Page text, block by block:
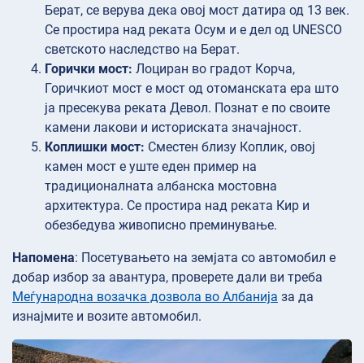
Берат, се верува дека овој мост датира од 13 век.
Се простира над реката Осум и е дел од UNESCO
светското наследство на Берат.
Горички мост: Лоциран во градот Корча,
Горичкиот мост е мост од отоманската ера што
ја пресекува реката Девол. Познат е по своите
камени лакови и историската значајност.
Коплишки мост: Сместен близу Коплик, овој
камен мост е уште еден пример на
традиционалната албанска мостовна
архитектура. Се простира над реката Кир и
обезбедува живописно преминување.
Напомена: Посетувањето на земјата со автомобил е
добар избор за авантура, проверете дали ви треба
Меѓународна возачка дозвола во Албанија за да
изнајмите и возите автомобил.